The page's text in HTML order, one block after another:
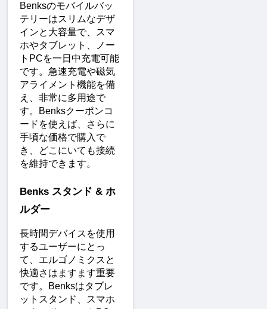
Benksのモバイルバッ
テリーはスリムなデザ
インと大容量で、スマ
ホやタブレット、ノー
トPCを一日中充電可能
です。急速充電や磁気
アライメント機能を備
え、非常に多用途で
す。Benksクーポンコ
ードを使えば、さらに
手頃な価格で購入で
き、どこにいても接続
を維持できます。
Benks スタンド & ホ
ルダー
長時間デバイスを使用
するユーザーにとっ
て、エルゴノミクスと
快適さはますます重要
です。Benksはタブレ
ットスタンド、スマホ